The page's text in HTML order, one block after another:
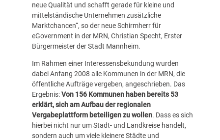
neue Qualität und schafft gerade für kleine und
mittelständische Unternehmen zusätzliche
Marktchancen“, so der neue Schirmherr für
eGovernment in der MRN, Christian Specht, Erster
Bürgermeister der Stadt Mannheim.
Im Rahmen einer Interessensbekundung wurden
dabei Anfang 2008 alle Kommunen in der MRN, die
öffentliche Aufträge vergeben, angeschrieben. Das
Ergebnis:Von 156 Kommunen haben bereits 53
erklärt, sich am Aufbau der regionalen
Vergabeplattform beteiligen zu wollen. Dass es sich
hierbei nicht nur um Stadt- und Landkreise handelt,
sondern auch um viele kleinere Städte und